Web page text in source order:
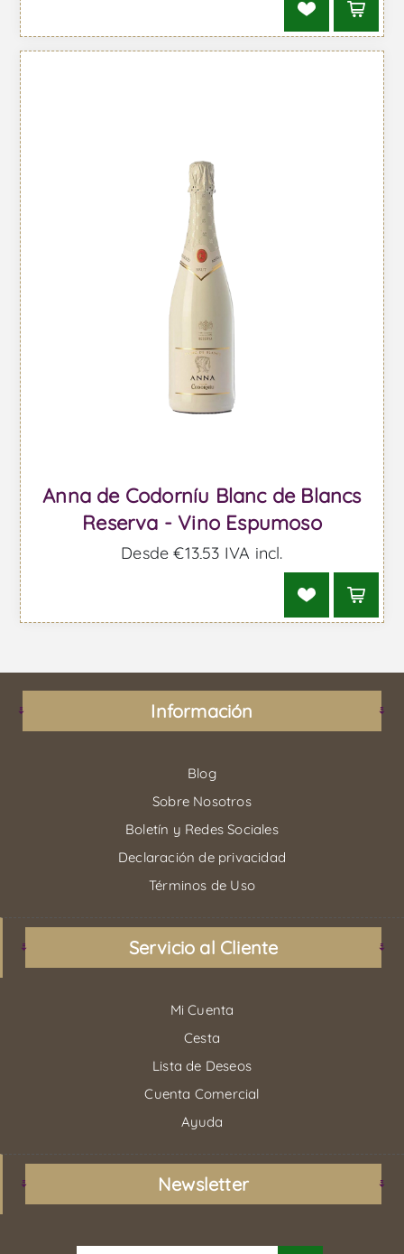
Anna de Codorníu Blanc de Blancs
Reserva - Vino Espumoso
Desde €13,53 IVA incl.
Información
Blog
Sobre Nosotros
Boletín y Redes Sociales
Declaración de privacidad
Términos de Uso
Servicio al Cliente
Mi Cuenta
Cesta
Lista de Deseos
Cuenta Comercial
Ayuda
Newsletter